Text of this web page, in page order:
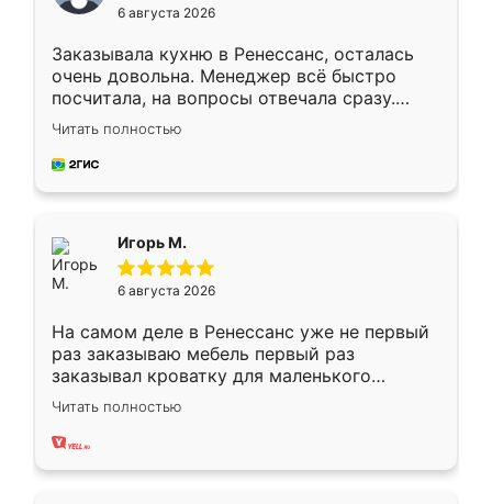
6 августа 2026
Заказывала кухню в Ренессанс, осталась
очень довольна. Менеджер всё быстро
посчитала, на вопросы отвечала сразу.
Замерщик приехал в субботу, подошёл к
делу со всей ответственностью. Собрали
за день, ребята работали аккуратно, даже
Читать полностью
Игорь М.
6 августа 2026
На самом деле в Ренессанс уже не первый
раз заказываю мебель первый раз
заказывал кроватку для маленького
ребёнка при его рождении ,во второй раз
заказал шкаф-купе. По качеству очень
хорошее сборка достаточно быстрая,
Читать полностью